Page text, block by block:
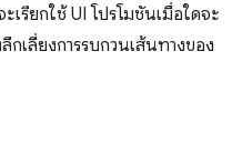
เรียกใช้ UI โปรโมชันเมื่อใดจะ
เลี่ยงการรบกวนเส้นทางของ